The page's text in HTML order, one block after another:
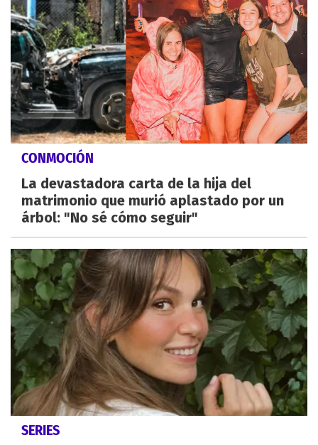
CONMOCIÓN
La devastadora carta de la hija del
matrimonio que murió aplastado por un
árbol: "No sé cómo seguir"
SERIES